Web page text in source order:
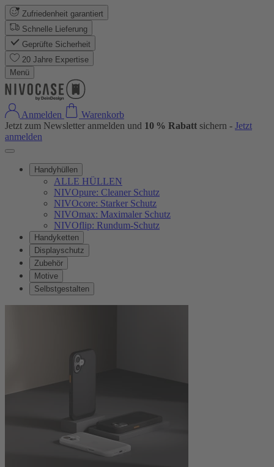
Zufriedenheit garantiert
Schnelle Lieferung
Geprüfte Sicherheit
20 Jahre Expertise
Menü
Anmelden
Warenkorb
Jetzt zum Newsletter anmelden und 10 % Rabatt sichern - Jetzt
anmelden
Handyhüllen
ALLE HÜLLEN
NIVOpure: Cleaner Schutz
NIVOcore: Starker Schutz
NIVOmax: Maximaler Schutz
NIVOflip: Rundum-Schutz
Handyketten
Displayschutz
Zubehör
Motive
Selbstgestalten